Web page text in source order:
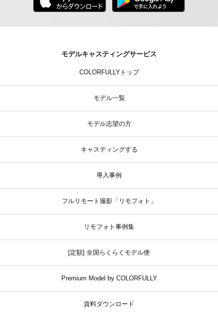
モデルキャスティングサービス
COLORFULLYトップ
モデル一覧
モデル志望の方
キャスティングする
導入事例
フルリモート撮影「リモフォト」
リモフォト事例集
[定額] 全国らくらくモデル便
Premium Model by COLORFULLY
資料ダウンロード